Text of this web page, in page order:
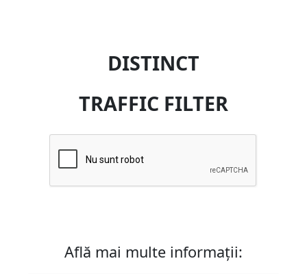
DISTINCT
TRAFFIC FILTER
Află mai multe informații: